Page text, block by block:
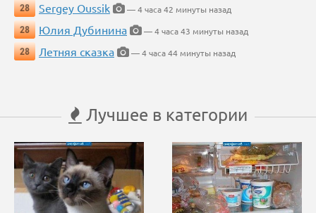
28
Sergey Oussik
— 4 часа 42 минуты назад
28
Юлия Дубинина
— 4 часа 43 минуты назад
28
Летняя сказка — 4 часа 44 минуты назад
Лучшее в категории